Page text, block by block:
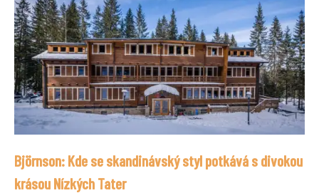
Björnson: Kde se skandinávský styl potkává s divokou
krásou Nízkých Tater